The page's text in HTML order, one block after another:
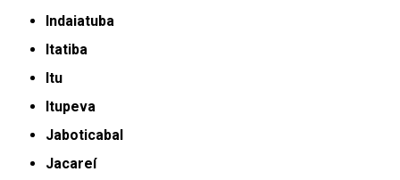
Indaiatuba
Itatiba
Itu
Itupeva
Jaboticabal
Jacareí